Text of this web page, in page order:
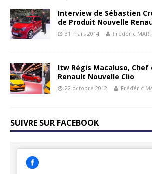
Interview de Sébastien
de Produit Nouvelle
31 mars 2014 Frédéric
Itw Régis Macaluso, Chef
Renault Nouvelle Clio
22 octobre 2012 Frédéric
SUIVRE SUR FACEBOOK